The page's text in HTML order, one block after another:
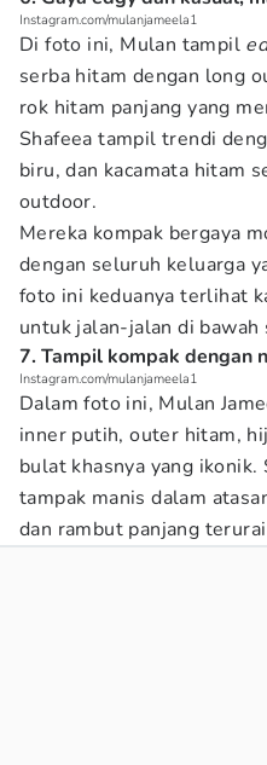
Instagram.com/mulanjameela1
Di foto ini, Mulan tampil
serba hitam dengan long
rok hitam panjang yang
Shafeea tampil trendi
biru, dan kacamata hitam
outdoor.
Mereka kompak bergaya
dengan seluruh keluarga
foto ini keduanya terlihat
untuk jalan-jalan di bawah
7. Tampil kompak dengan
Instagram.com/mulanjameela1
Dalam foto ini, Mulan
inner putih, outer hitam,
bulat khasnya yang
tampak manis dalam
dan rambut panjang